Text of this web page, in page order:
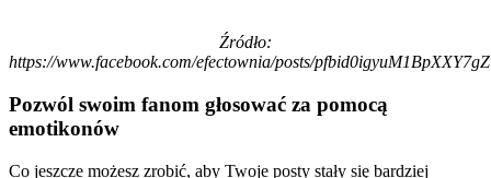
Źródło:
https://www.facebook.com/efectownia/posts/
Pozwól swoim fanom głosować za pomocą
emotikonów
Co jeszcze możesz zrobić, aby Twoje posty stały się bardziej